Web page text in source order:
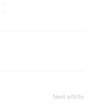
Next article